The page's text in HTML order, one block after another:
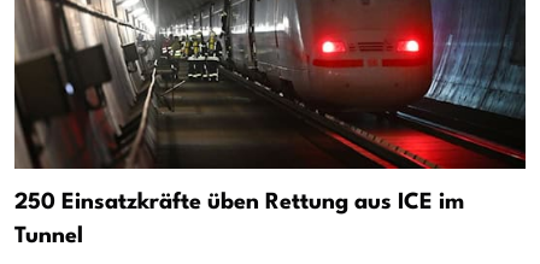
250 Einsatzkräfte üben Rettung aus ICE im
Tunnel